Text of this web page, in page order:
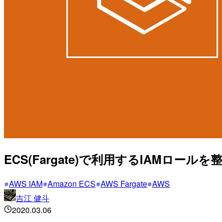
ECS(Fargate)で利用するIAMロールを
AWS IAM Amazon ECS AWS Fargate AWS
吉江 健斗
2020.03.06